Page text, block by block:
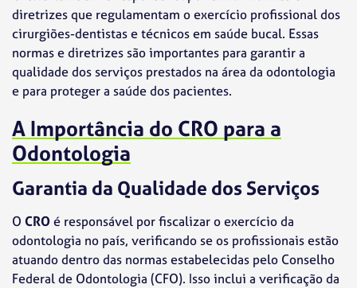
diretrizes que regulamentam o exercício profissional dos
cirurgiões-dentistas e técnicos em saúde bucal. Essas
normas e diretrizes são importantes para garantir a
qualidade dos serviços prestados na área da odontologia
e para proteger a saúde dos pacientes.
A Importância do CRO para a
Odontologia
Garantia da Qualidade dos Serviços
O CROé responsável por fiscalizar o exercício da
odontologia no país, verificando se os profissionais estão
atuando dentro das normas estabelecidas pelo Conselho
Federal de Odontologia (CFO). Isso inclui a verificação da